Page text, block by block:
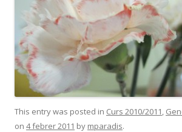
This entry was posted in Curs 2010/2011,
on 4 febrer 2011 by mparadis.